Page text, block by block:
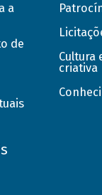
a
de
Cultura
criativa